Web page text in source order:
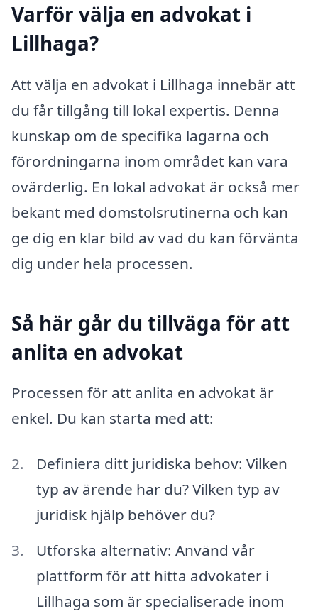
Varför välja en advokat i
Lillhaga?
Att välja en advokat i Lillhaga innebär att
du får tillgång till lokal expertis. Denna
kunskap om de specifika lagarna och
förordningarna inom området kan vara
ovärderlig. En lokal advokat är också mer
bekant med domstolsrutinerna och kan
ge dig en klar bild av vad du kan förvänta
dig under hela processen.
Så här går du tillväga för att
anlita en advokat
Processen för att anlita en advokat är
enkel. Du kan starta med att:
Definiera ditt juridiska behov: Vilken
typ av ärende har du? Vilken typ av
juridisk hjälp behöver du?
Utforska alternativ: Använd vår
plattform för att hitta advokater i
Lillhaga som är specialiserade inom